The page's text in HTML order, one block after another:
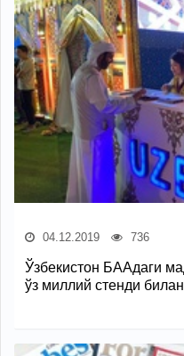
04.12.2019 736
Ўзбекистон БААдаги
ўз миллий стенди